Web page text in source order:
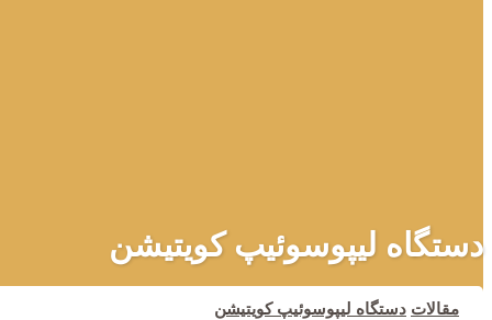
دستگاه لیپوسوئیپ کویتیشن
مقالات دستگاه لیپوسوئیپ کویتیشن